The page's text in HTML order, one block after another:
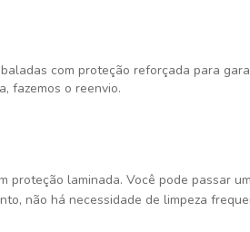
com proteção reforçada para
fazemos o reenvio.
proteção laminada. Você pode passar
não há necessidade de limpeza